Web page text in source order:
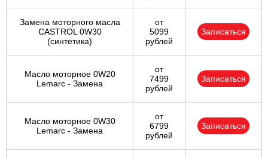
Замена моторного масла
CASTROL 0W30
(синтетика)
от
5099
рублей
Записаться
Масло моторное 0W20
Lemarc - Замена
от
7499
рублей
Записаться
Масло моторное 0W30
Lemarc - Замена
от
6799
рублей
Записаться